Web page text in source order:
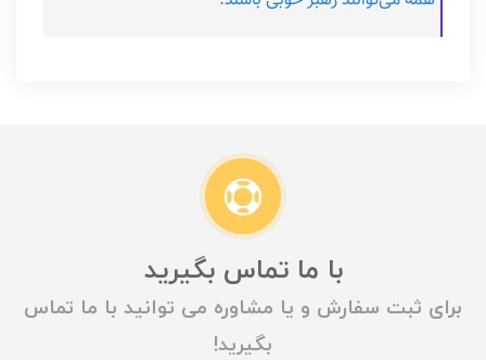
با ما تماس بگیرید
برای ثبت سفارش و یا مشاوره می توانید با ما تماس
بگیرید!